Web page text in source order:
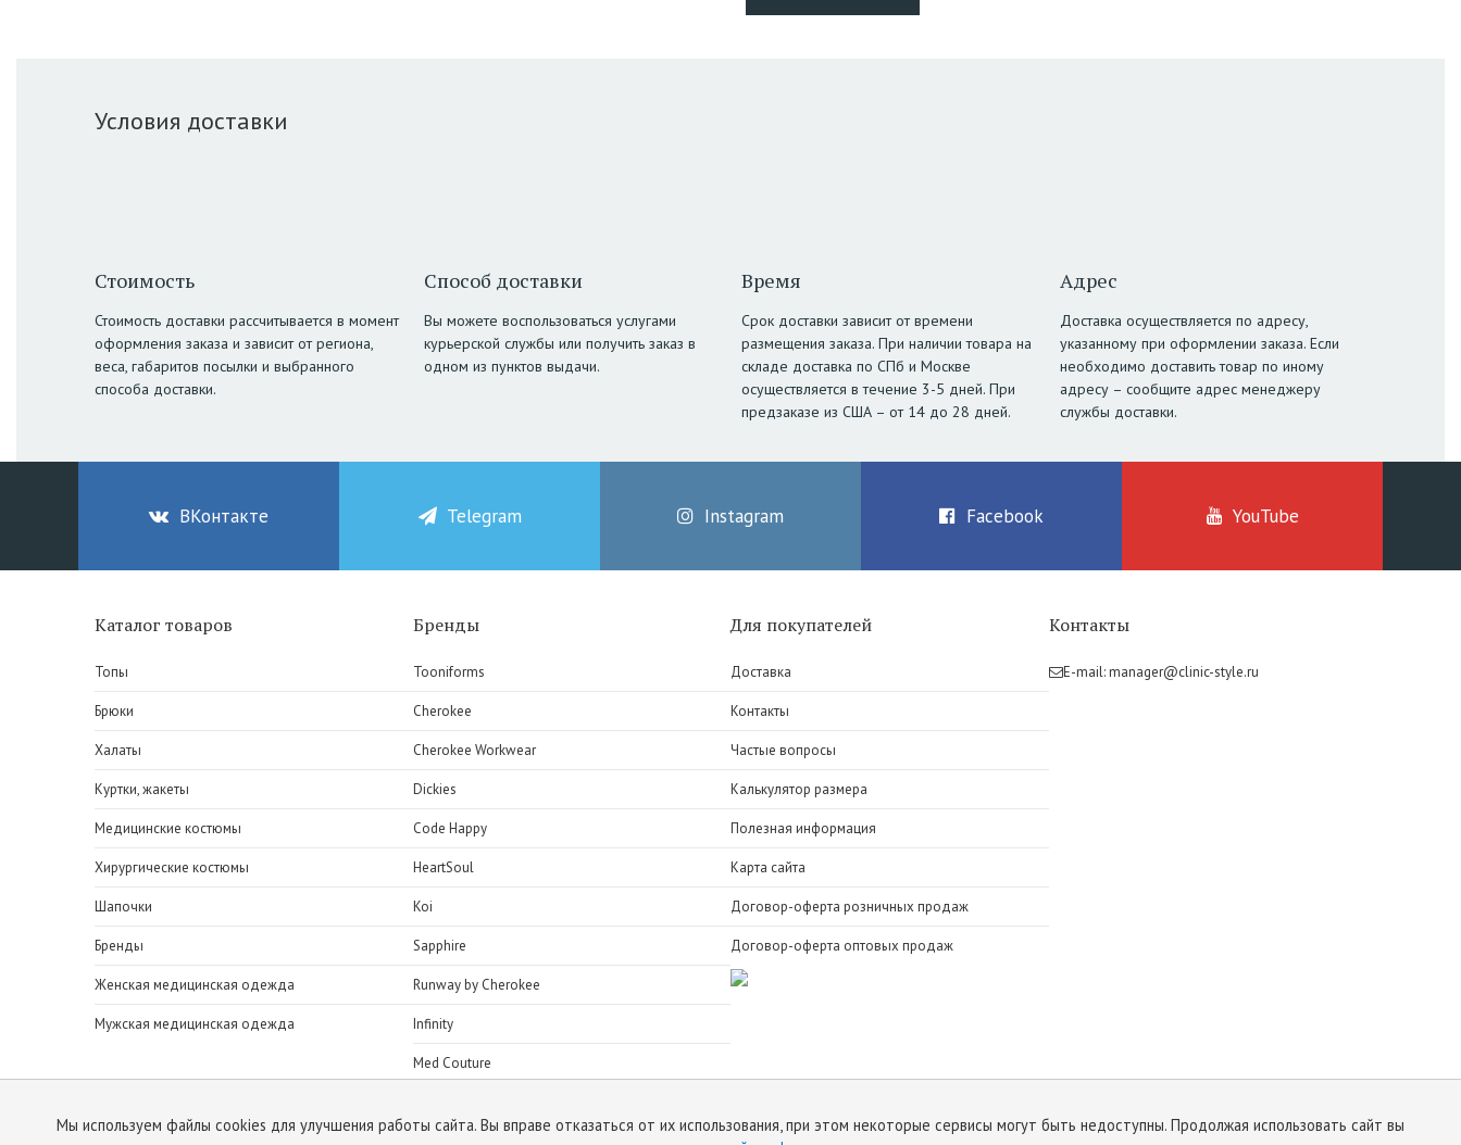
Мы используем файлы cookies для улучшения работы сайта. Вы вправе отказаться от их использования, при этом некоторые сервисы могут быть недоступны. Продолжая использовать сайт вы
Условия доставки
Стоимость
Стоимость доставки рассчитывается в момент
оформления заказа и зависит от региона,
веса, габаритов посылки и выбранного
способа доставки.
Способ доставки
Вы можете воспользоваться услугами
курьерской службы или получить заказ в
одном из пунктов выдачи.
Время
Срок доставки зависит от времени
размещения заказа. При наличии товара на
складе доставка по СПб и Москве
осуществляется в течение 3-5 дней. При
предзаказе из США – от 14 до 28 дней.
Адрес
Доставка осуществляется по адресу,
указанному при оформлении заказа. Если
необходимо доставить товар по иному
адресу – сообщите адрес менеджеру
службы доставки.
ВКонтакте Telegram Instagram Facebook YouTube
Каталог товаров
Топы
Брюки
Халаты
Куртки, жакеты
Медицинские костюмы
Хирургические костюмы
Шапочки
Бренды
Женская медицинская одежда
Мужская медицинская одежда
Бренды
Tooniforms
Cherokee
Cherokee Workwear
Dickies
Code Happy
HeartSoul
Koi
Sapphire
Runway by Cherokee
Infinity
Med Couture
Для покупателей
Доставка
Контакты
Частые вопросы
Калькулятор размера
Полезная информация
Карта сайта
Договор-оферта розничных продаж
Договор-оферта оптовых продаж
Контакты
E-mail:manager@clinic-style.ru